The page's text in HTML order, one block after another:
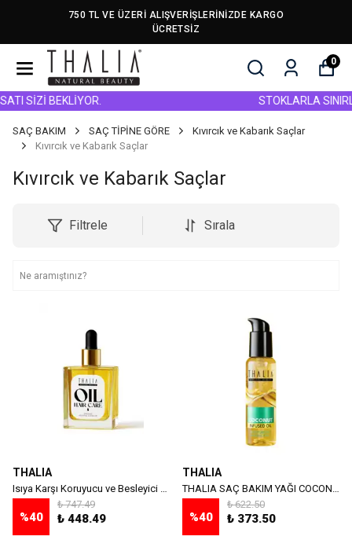
750 TL VE ÜZERİ ALIŞVERİŞLERİNİZDE KARGO
ÜCRETSİZ
0
BEKLİYOR. STOKLARLA SINIRLI!
SAÇ BAKIM SAÇ TİPİNE GÖRE
Kıvırcık ve Kabarık Saçlar
Kıvırcık ve Kabarık Saçlar
Kıvırcık ve Kabarık Saçlar
Filtrele Sırala
THALIA
Isıya Karşı Koruyucu ve Besleyici Saç Bakım Yağı
%40
₺ 747.49
₺ 448.49
THALIA
THALIA SAÇ BAKIM YAĞI COCONUT 100 ML
%40
₺ 622.50
₺ 373.50